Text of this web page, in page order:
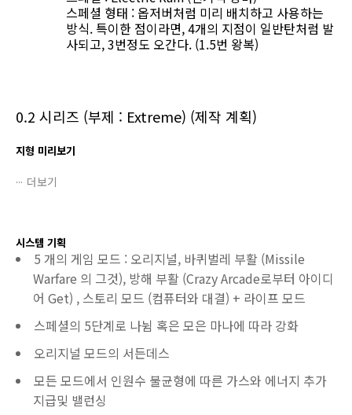
스페셜 형태 : 옵저버처럼 미리 배치하고 사용하는
방식. 특이한 점이라면, 4개의 지점이 일반탄처럼 발
사되고, 3번정도 오간다. (1.5번 왕복)
0.2 시리즈 (부제 : Extreme) (제작 계획)
지형 미리보기
더보기
시스템 기획
5 개의 게임 모드 : 오리지널, 바퀴벌레 부활 (Missile
Warfare 의 그것), 방해 부활 (Crazy Arcade로부터 아이디
어 Get) , 스토리 모드 (컴퓨터와 대결) + 라이프 모드
스페셜의 5단계로 나뉨 혹은 모은 마나에 따라 강화
오리지널 모드의 서든데스
모든 모드에서 인원수 불균형에 따른 가스와 에너지 추가
지급및 밸런싱